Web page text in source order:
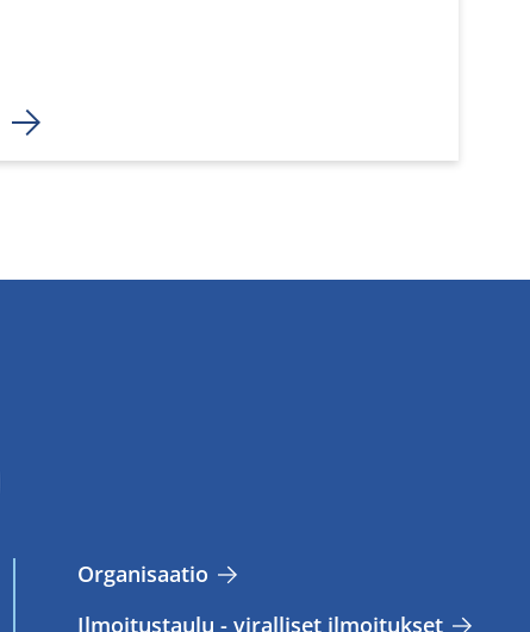
Or­ga­ni­saa­tio
Il­moi­tus­tau­lu - vi­ral­li­set il­moi­tuk­set